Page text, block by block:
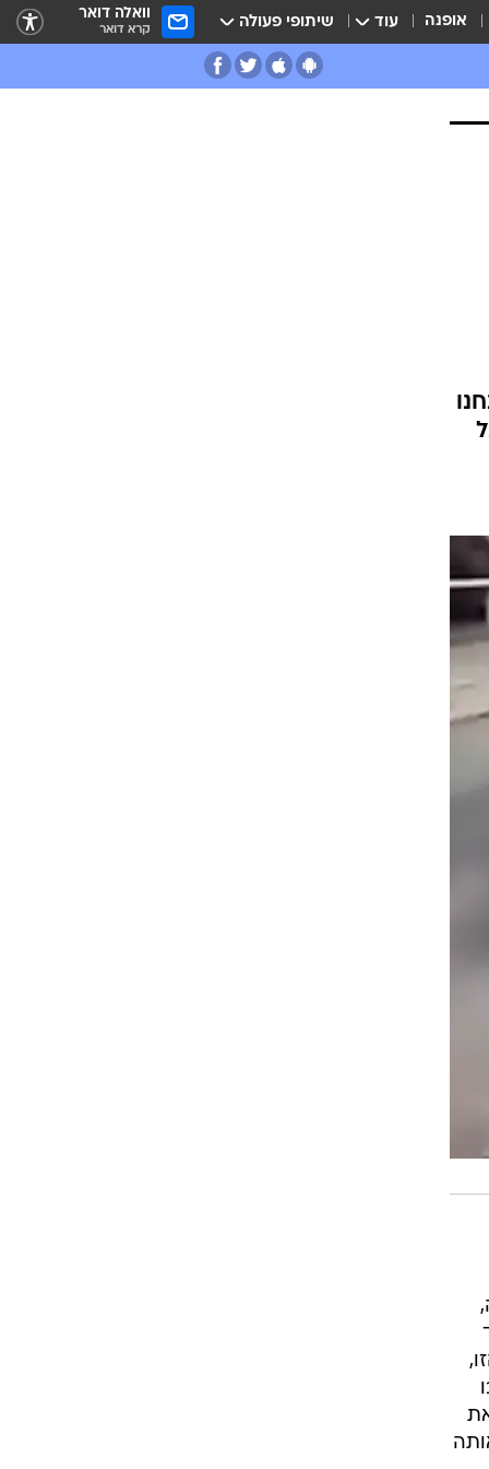
אופנה עוד שיתופי פעולה וואלה דואר
קרא דואר